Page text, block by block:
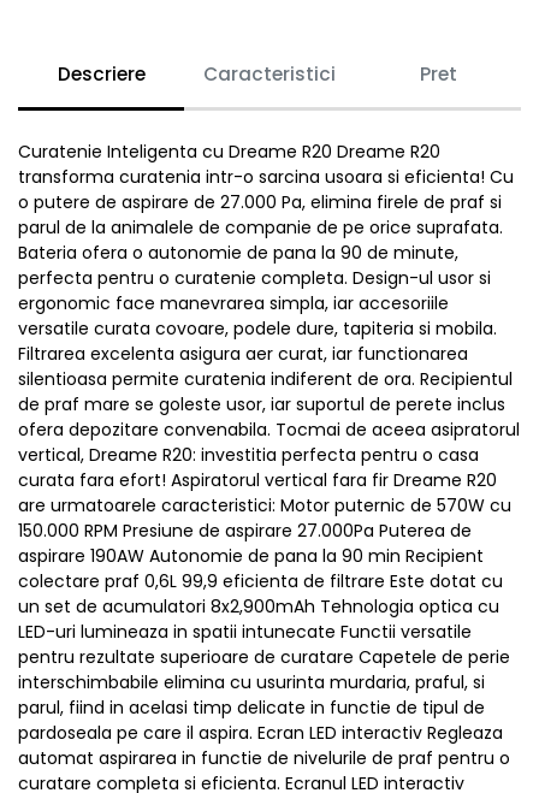
Descriere Caracteristici Pret
Curatenie Inteligenta cu Dreame R20 Dreame R20
transforma curatenia intr-o sarcina usoara si eficienta! Cu
o putere de aspirare de 27.000 Pa, elimina firele de praf si
parul de la animalele de companie de pe orice suprafata.
Bateria ofera o autonomie de pana la 90 de minute,
perfecta pentru o curatenie completa. Design-ul usor si
ergonomic face manevrarea simpla, iar accesoriile
versatile curata covoare, podele dure, tapiteria si mobila.
Filtrarea excelenta asigura aer curat, iar functionarea
silentioasa permite curatenia indiferent de ora. Recipientul
de praf mare se goleste usor, iar suportul de perete inclus
ofera depozitare convenabila. Tocmai de aceea asipratorul
vertical, Dreame R20: investitia perfecta pentru o casa
curata fara efort! Aspiratorul vertical fara fir Dreame R20
are urmatoarele caracteristici: Motor puternic de 570W cu
150.000 RPM Presiune de aspirare 27.000Pa Puterea de
aspirare 190AW Autonomie de pana la 90 min Recipient
colectare praf 0,6L 99,9 eficienta de filtrare Este dotat cu
un set de acumulatori 8x2,900mAh Tehnologia optica cu
LED-uri lumineaza in spatii intunecate Functii versatile
pentru rezultate superioare de curatare Capetele de perie
interschimbabile elimina cu usurinta murdaria, praful, si
parul, fiind in acelasi timp delicate in functie de tipul de
pardoseala pe care il aspira. Ecran LED interactiv Regleaza
automat aspirarea in functie de nivelurile de praf pentru o
curatare completa si eficienta. Ecranul LED interactiv